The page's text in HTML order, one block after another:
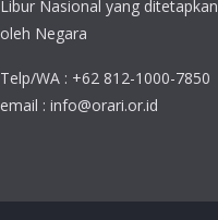
Libur Nasional yang ditetapkan
oleh Negara
Telp/WA : +62 812-1000-7850
email : info@orari.or.id